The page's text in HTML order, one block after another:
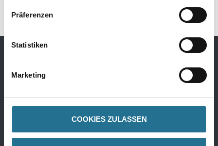
Präferenzen
Statistiken
Marketing
COOKIES ZULASSEN
Elastische Bodenbeläge